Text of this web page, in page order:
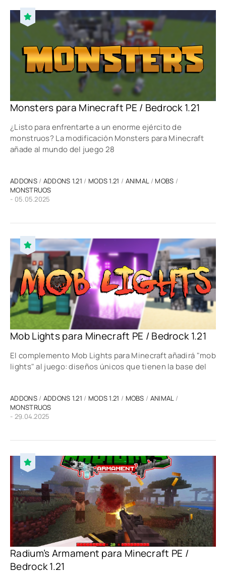
Monsters para Minecraft PE / Bedrock 1.21
¿Listo para enfrentarte a un enorme ejército de
monstruos? La modificación Monsters para Minecraft
añade al mundo del juego 28
ADDONS/ ADDONS 1.21 / MODS 1.21 / ANIMAL/ MOBS /
MONSTRUOS
- 05.05.2025
Mob Lights para Minecraft PE / Bedrock 1.21
El complemento Mob Lights para Minecraft añadirá "mob
lights" al juego: diseños únicos que tienen la base del
ADDONS/ ADDONS 1.21 / MODS 1.21 / MOBS / ANIMAL/
MONSTRUOS
- 29.04.2025
Radium’s Armament para Minecraft PE /
Bedrock 1.21